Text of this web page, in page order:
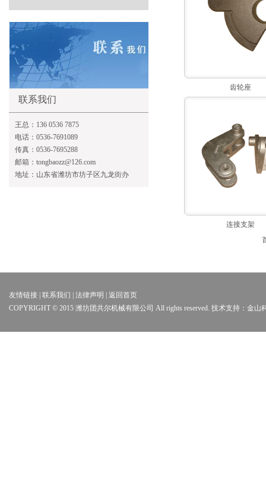
联系我们
王总：136 0536 7875
电话：0536-7691089
传真：0536-7695288
邮箱：tongbaozz@126.com
地址：山东省潍坊市坊子区九龙街办
齿轮座
连接支架
友情链接 | 联系我们 | 法律声明 | 返回首页
COPYRIGHT © 2015 潍坊团共尔机械有限公司 All rights reserved. 技术支持：金山